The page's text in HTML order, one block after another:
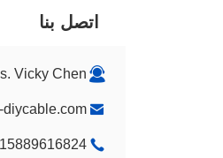
اتصل بنا
Vicky Chen